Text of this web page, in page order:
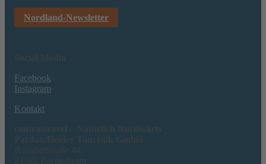
Nordland-Newsletter
Facebook
Instagram
Kontakt